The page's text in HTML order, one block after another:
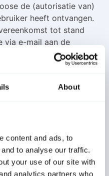
About
content and ads, to
to analyse our traffic.
your use of our site with
analytics partners who
de (autorisatie van)
heeft ontvangen.
tot stand
via e-mail aan de
door Eventgoose.
volledige lijst te vinden
in de Dienst. De
kan variëren,
van de
partijen. Eventgoose
of aansprakelijk